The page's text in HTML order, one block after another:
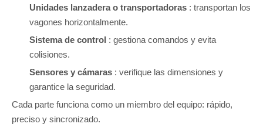
Unidades lanzadera o transportadoras : transportan los
vagones horizontalmente.
Sistema de control : gestiona comandos y evita
colisiones.
Sensores y cámaras : verifique las dimensiones y
garantice la seguridad.
Cada parte funciona como un miembro del equipo: rápido,
preciso y sincronizado.